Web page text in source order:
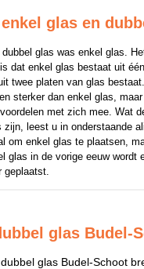
glas en
dubbel glas was enkel glas.
dat enkel glas bestaat uit
twee platen van glas
sterker dan enkel glas,
met zich mee. Wat
zijn, leest u in onderstaande
om enkel glas te plaatsen,
glas in de vorige eeuw wordt
geplaatst.
glas Budel-
glas Budel-Schoot